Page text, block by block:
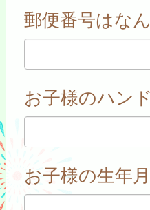
郵便番号はな
お子様のハン
お子様の生年